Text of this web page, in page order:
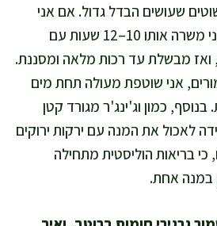
שעושים הבדל גדול. אם אני
מבשלת חומוס בבית, אני משרה אותו 10–12 שעות עם
מבשלת עד רכות מלאה ומסננת.
אני שוטפת מעולה תחת מים
30 שניות. בנוסף, כמון וג'ינג'ר מגורד קטן
לאכול את המנה עם ירקות ירוקים
כי בריאות הוליסטית מתחילה
במנה אחת.